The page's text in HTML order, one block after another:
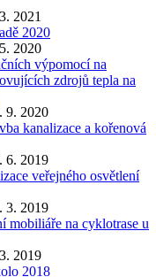
2021
2020
2020
výpomocí na
zdrojů tepla na
9. 2020
kanalizace a kořenová
6. 2019
veřejného osvětlení
3. 2019
mobiliáře na cyklotrase u
2019
2018